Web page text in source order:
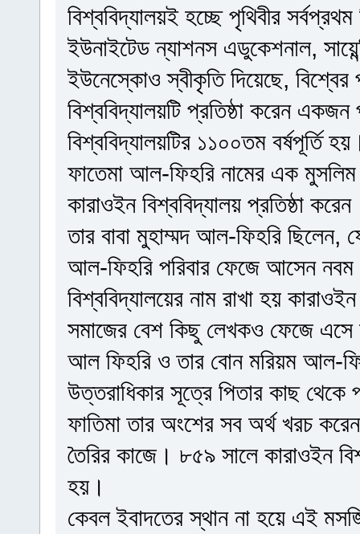
বিশ্ববিদ্যালয়ই হচ্ছে পৃথিবীর
ইউনাইটেড ন্যাশনস এডুকেশনাল,
ইউনেস্কোও স্বীকৃতি দিয়েছে, বিশ্বের
বিশ্ববিদ্যালয়টি প্রতিষ্ঠা করেন
বিশ্ববিদ্যালয়টির ১১০০তম বর্ষপূর্তি
ফাতেমা আল-ফিহরি নামের এক মুসলিম
কারাওইন বিশ্ববিদ্যালয় প্রতিষ্ঠা
তার বাবা মুহাম্মদ আল-ফিহরি ছিলেন,
আল-ফিহরি পরিবার ফেজে আসেন নবম
বিশ্ববিদ্যালয়ের নাম রাখা হয়
সমাজের বেশ কিছু লেখকও ফেজে এসে
আল ফিহরি ও তার বোন মরিয়ম আল-
উত্তরাধিকার সূত্রে পিতার কাছ
ফাতিমা তার অংশের সব অর্থ খরচ
তৈরির কাজে। ৮৫৯ সালে কারাওইন
হয়।
কেবল ইবাদতের স্থান না হয়ে এই